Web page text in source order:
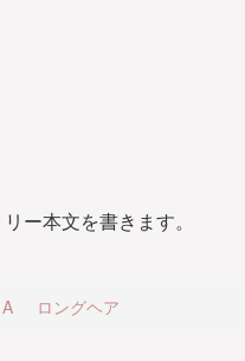
ー本文を書きます。
ロングヘア